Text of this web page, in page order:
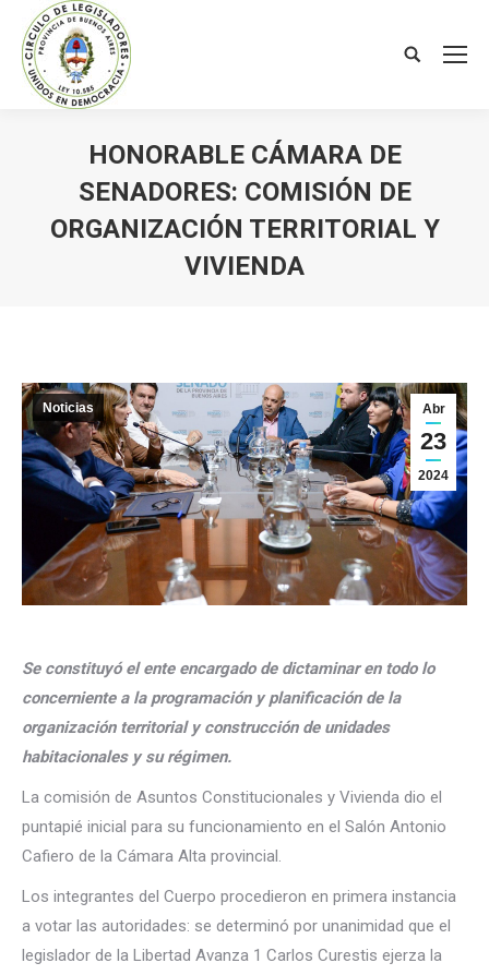
Search:
HONORABLE CÁMARA DE
SENADORES: COMISIÓN DE
ORGANIZACIÓN TERRITORIAL Y
VIVIENDA
Abr
23
2024
Noticias
Se constituyó el ente encargado de dictaminar en todo lo
concerniente a la programación y planificación de la
organización territorial y construcción de unidades
habitacionales y su régimen.
La comisión de Asuntos Constitucionales y Vivienda dio el
puntapié inicial para su funcionamiento en el Salón Antonio
Cafiero de la Cámara Alta provincial.
Los integrantes del Cuerpo procedieron en primera instancia
a votar las autoridades: se determinó por unanimidad que el
legislador de la Libertad Avanza 1 Carlos Curestis ejerza la